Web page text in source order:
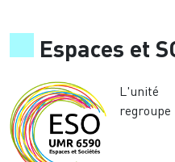
Espaces et
L'unité
regroupe